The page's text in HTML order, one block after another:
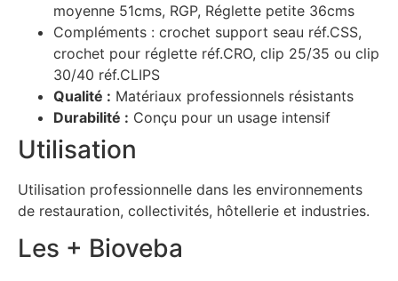
moyenne 51cms, RGP, Réglette petite 36cms
Compléments : crochet support seau réf.CSS,
crochet pour réglette réf.CRO, clip 25/35 ou clip
30/40 réf.CLIPS
Qualité : Matériaux professionnels résistants
Durabilité : Conçu pour un usage intensif
Utilisation
Utilisation professionnelle dans les environnements
de restauration, collectivités, hôtellerie et industries.
Les + Bioveba